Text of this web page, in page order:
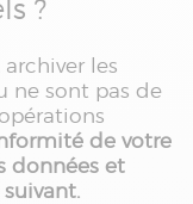
?
les
ne sont pas de
de votre
données et